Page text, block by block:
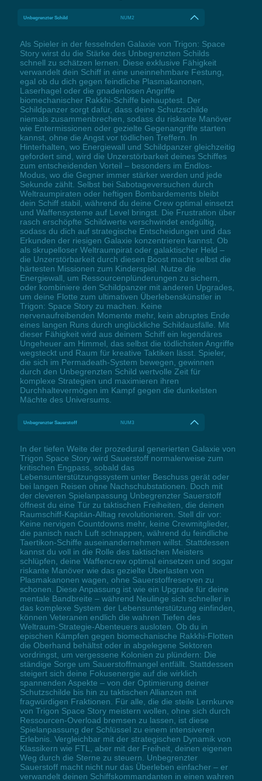
Unbegrenzter Schild NUM2
Als Spieler in der fesselnden Galaxie von Trigon: Space
Story wirst du die Stärke des Unbegrenzten Schilds
schnell zu schätzen lernen. Diese exklusive Fähigkeit
verwandelt dein Schiff in eine uneinnehmbare Festung,
egal ob du dich gegen feindliche Plasmakanonen,
Laserhagel oder die gnadenlosen Angriffe
biomechanischer Rakkhi-Schiffe behauptest. Der
Schildpanzer sorgt dafür, dass deine Schutzschilde
niemals zusammenbrechen, sodass du riskante Manöver
wie Entermissionen oder gezielte Gegenangriffe starten
kannst, ohne die Angst vor tödlichen Treffern. In
Hinterhalten, wo Energiewall und Schildpanzer gleichzeitig
gefordert sind, wird die Unzerstörbarkeit deines Schiffes
zum entscheidenden Vorteil – besonders im Endlos-
Modus, wo die Gegner immer stärker werden und jede
Sekunde zählt. Selbst bei Sabotageversuchen durch
Weltraumpiraten oder heftigen Bombardements bleibt
dein Schiff stabil, während du deine Crew optimal einsetzt
und Waffensysteme auf Level bringst. Die Frustration über
rasch erschöpfte Schildwerte verschwindet endgültig,
sodass du dich auf strategische Entscheidungen und das
Erkunden der riesigen Galaxie konzentrieren kannst. Ob
als skrupelloser Weltraumpirat oder galaktischer Held –
die Unzerstörbarkeit durch diesen Boost macht selbst die
härtesten Missionen zum Kinderspiel. Nutze die
Energiewall, um Ressourcenplünderungen zu sichern,
oder kombiniere den Schildpanzer mit anderen Upgrades,
um deine Flotte zum ultimativen Überlebenskünstler in
Trigon: Space Story zu machen. Keine
nervenaufreibenden Momente mehr, kein abruptes Ende
eines langen Runs durch unglückliche Schildausfälle. Mit
dieser Fähigkeit wird aus deinem Schiff ein legendäres
Ungeheuer am Himmel, das selbst die tödlichsten Angriffe
wegsteckt und Raum für kreative Taktiken lässt. Spieler,
die sich im Permadeath-System bewegen, gewinnen
durch den Unbegrenzten Schild wertvolle Zeit für
komplexe Strategien und maximieren ihren
Durchhaltevermögen im Kampf gegen die dunkelsten
Mächte des Universums.
Unbegrenzter Sauerstoff NUM3
In der tiefen Weite der prozedural generierten Galaxie von
Trigon Space Story wird Sauerstoff normalerweise zum
kritischen Engpass, sobald das
Lebensunterstützungssystem unter Beschuss gerät oder
bei langen Reisen ohne Nachschubstationen. Doch mit
der cleveren Spielanpassung Unbegrenzter Sauerstoff
öffnest du eine Tür zu taktischen Freiheiten, die deinen
Raumschiff-Kapitän-Alltag revolutionieren. Stell dir vor:
Keine nervigen Countdowns mehr, keine Crewmitglieder,
die panisch nach Luft schnappen, während du feindliche
Taertikon-Schiffe auseinandernehmen willst. Stattdessen
kannst du voll in die Rolle des taktischen Meisters
schlüpfen, deine Waffencrew optimal einsetzen und sogar
riskante Manöver wie das gezielte Überlasten von
Plasmakanonen wagen, ohne Sauerstoffreserven zu
schonen. Diese Anpassung ist wie ein Upgrade für deine
mentale Bandbreite – während Neulinge sich schneller in
das komplexe System der Lebensunterstützung einfinden,
können Veteranen endlich die wahren Tiefen des
Weltraum-Strategie-Abenteuers ausloten. Ob du in
epischen Kämpfen gegen biomechanische Rakkhi-Flotten
die Oberhand behältst oder in abgelegene Sektoren
vordringst, um vergessene Kolonien zu plündern: Die
ständige Sorge um Sauerstoffmangel entfällt. Stattdessen
steigert sich deine Fokusenergie auf die wirklich
spannenden Aspekte – von der Optimierung deiner
Schutzschilde bis hin zu taktischen Allianzen mit
fragwürdigen Fraktionen. Für alle, die die steile Lernkurve
von Trigon Space Story meistern wollen, ohne sich durch
Ressourcen-Overload bremsen zu lassen, ist diese
Spielanpassung der Schlüssel zu einem intensiveren
Erlebnis. Vergleichbar mit der strategischen Dynamik von
Klassikern wie FTL, aber mit der Freiheit, deinen eigenen
Weg durch die Sterne zu steuern. Unbegrenzter
Sauerstoff macht nicht nur das Überleben einfacher – er
verwandelt deinen Schiffskommandanten in einen wahren